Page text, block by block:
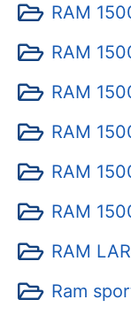
RAM
RAM
RAM
RAM
RAM
RAM
RAM
Ram